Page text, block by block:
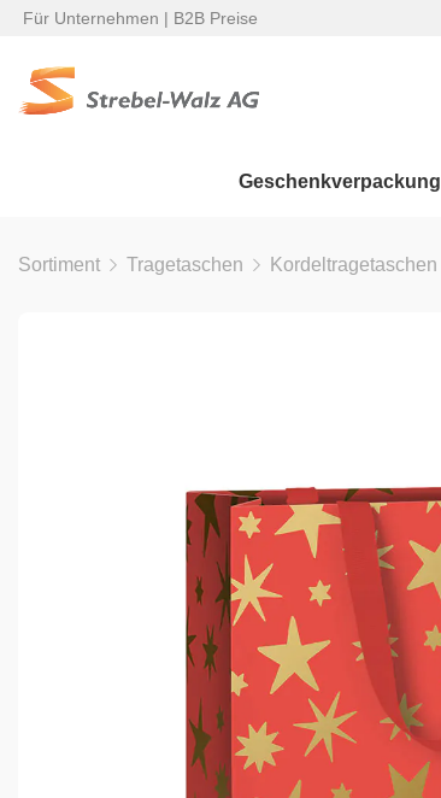
Für Unternehmen | B2B Preise
Geschenkverpackung
Sortiment Tragetaschen Kordeltragetaschen